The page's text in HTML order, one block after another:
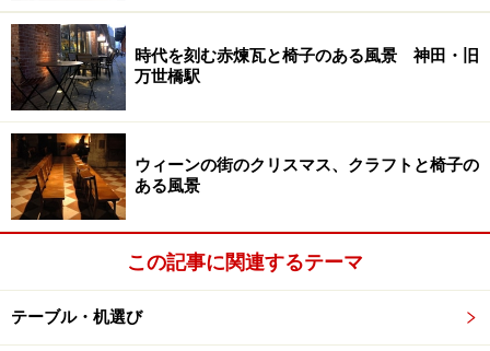
造作した大谷石の枠に幾何学模様の壁画。風化や変色は
あるが、それは本物の証。
当時の壁画が残る壁面
ぐっと近づいてみると、もっとリアルにモノが見えてく
る。壁画の構成や色使い、大谷石の彫刻造形など植物や
いが深々と伝わってくる。
時代を刻む赤煉瓦と椅子のある風景 神田・旧
万世橋駅
ウィーンの街のクリスマス、クラフトと椅子の
ある風景
この記事に関連するテーマ
テーブル・机選び